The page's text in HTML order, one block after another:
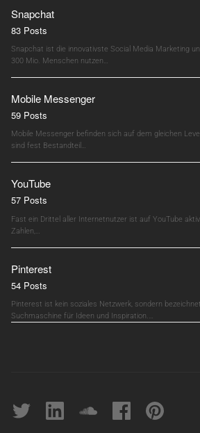
Snapchat
83 Posts
Snapchat ist die innovativste Social Media Marketing
300 Mio. Menschen nutzen…
Mobile Messenger
59 Posts
Mobile Messenger befinden sich auf dem gleichen
sind fest Bestandteil…
YouTube
57 Posts
Fast ein Drittel aller Internetnutzer ist auf YouTube
Zahlen,…
Pinterest
54 Posts
Pinterest ist kein soziales Netzwerk, sondern
Suchmaschine für Ideen und Inspiration.…
Twitter linkedin soundcloudFacebookpinterest